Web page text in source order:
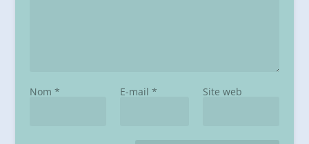
Nom * E-mail * Site web